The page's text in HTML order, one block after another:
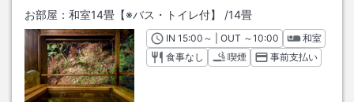
お部屋： 和室14畳【※バス・トイレ付】 /14畳
INチェックイン
15:00 ～ | OUT チェックアウト
～10:00
和室
食事なし
喫煙 事前支払い